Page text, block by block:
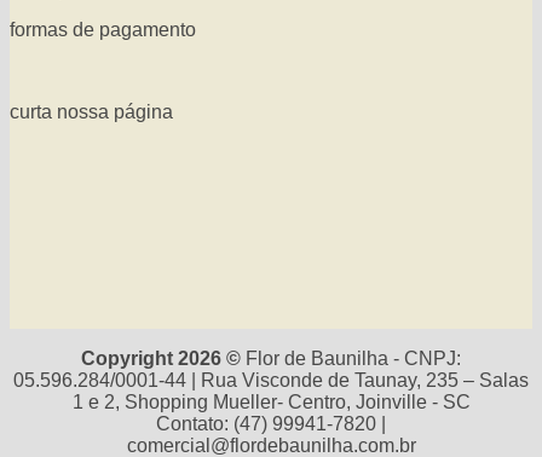
formas de pagamento
curta nossa página
Copyright 2026 © Flor de Baunilha - CNPJ:
05.596.284/0001-44 | Rua Visconde de Taunay, 235 – Salas
1 e 2, Shopping Mueller- Centro, Joinville - SC
Contato: (47) 99941-7820 |
comercial@flordebaunilha.com.br